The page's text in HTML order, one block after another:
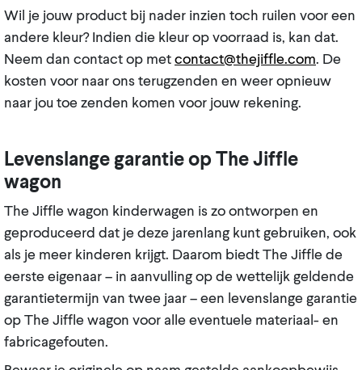
Wil je jouw product bij nader inzien toch ruilen voor een
andere kleur? Indien die kleur op voorraad is, kan dat.
Neem dan contact op metcontact@thejiffle.com. De
kosten voor naar ons terugzenden en weer opnieuw
naar jou toe zenden komen voor jouw rekening.
Levenslange garantie op The Jiffle
wagon
The Jiffle wagon kinderwagen is zo ontworpen en
geproduceerd dat je deze jarenlang kunt gebruiken, ook
als je meer kinderen krijgt. Daarom biedt The Jiffle de
eerste eigenaar – in aanvulling op de wettelijk geldende
garantietermijn van twee jaar – een levenslange garantie
op The Jiffle wagon voor alle eventuele materiaal- en
fabricagefouten.